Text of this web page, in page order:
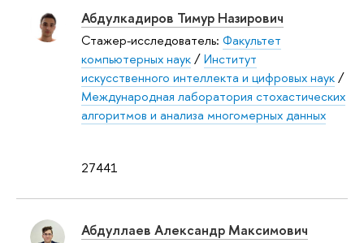
27441
Абдулкадиров Тимур Назирович
Стажер-исследователь: Факультет
компьютерных наук/Институт
искусственного интеллекта и цифровых наук/
Международная лаборатория стохастических
алгоритмов и анализа многомерных данных
Абдуллаев Александр Максимович